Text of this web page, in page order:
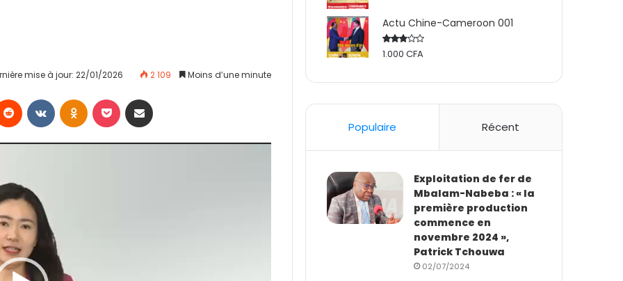
mise à jour: 22/01/2026 2 109 Moins d’une minute
Actu Chine-Cameroon 001
Rated
1.000CFA
Populaire Récent
Exploitation de fer de
Mbalam-Nabeba : « la
première production
commence en
novembre 2024 »,
Patrick Tchouwa
02/07/2024